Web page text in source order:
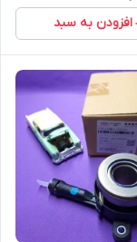
افزودن به سبد